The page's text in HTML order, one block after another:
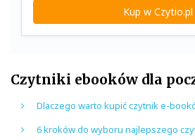
Kup w Czytio.pl
Czytniki ebooków dla
Dlaczego warto kupić czytnik e-
6 kroków do wyboru najlepszego